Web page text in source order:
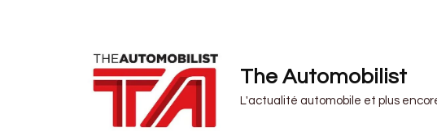
The Automobilist
L'actualité automobile et plus